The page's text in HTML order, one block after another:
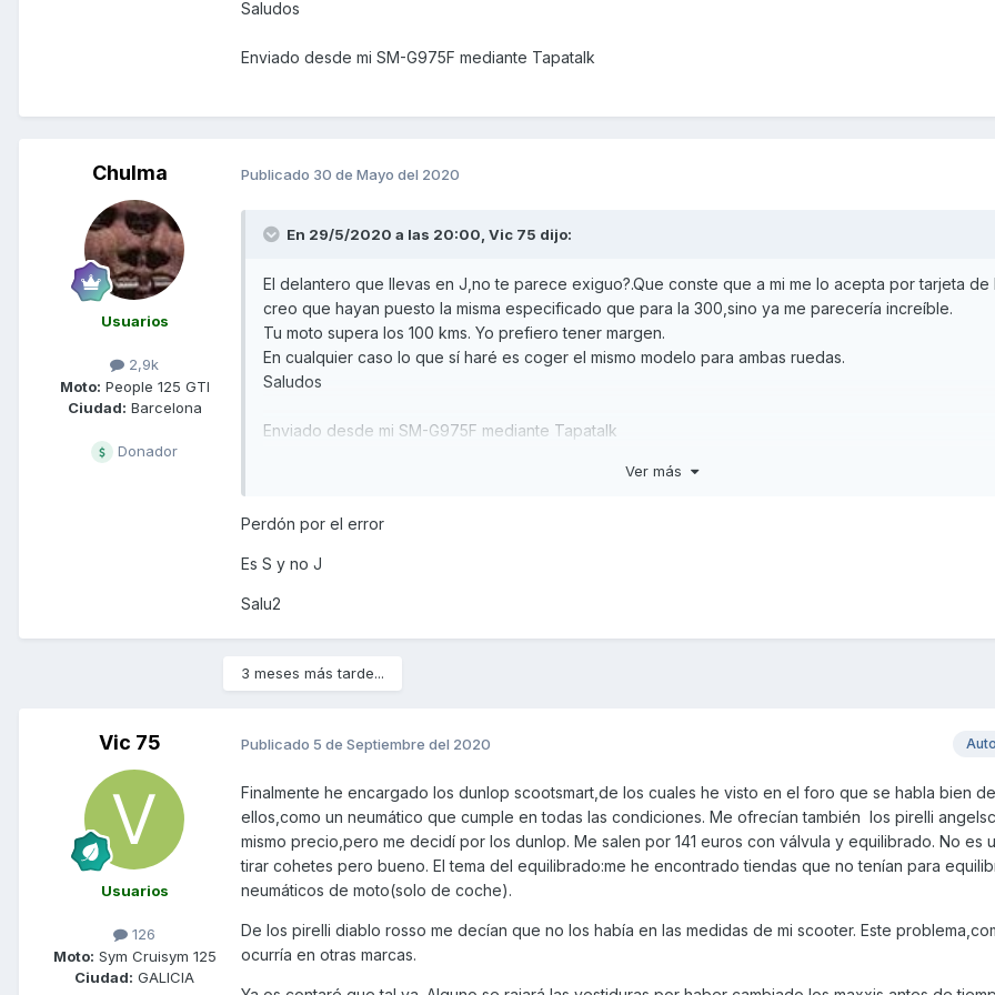
Saludos
Enviado desde mi SM-G975F mediante Tapatalk
Chulma
Usuarios
2,9k
Moto: People 125 GTI
Ciudad: Barcelona
Donador
Publicado 30 de Mayo del 2020
En 29/5/2020 a las 20:00, Vic 75 dijo:
El delantero que llevas en J,no te parece exiguo?.Que conste que a mi me lo acepta por tarjeta de
creo que hayan puesto la misma especificado que para la 300,sino ya me parecería increíble.
Tu moto supera los 100 kms. Yo prefiero tener margen.
En cualquier caso lo que sí haré es coger el mismo modelo para ambas ruedas.
Saludos
Enviado desde mi SM-G975F mediante Tapatalk
Ver más
Perdón por el error
Es S y no J
Salu2
3 meses más tarde...
Vic 75
Usuarios
126
Moto: Sym Cruisym 125
Ciudad: GALICIA
Publicado 5 de Septiembre del 2020
Finalmente he encargado los dunlop scootsmart,de los cuales he visto en el foro que se habla bien de
ellos,como un neumático que cumple en todas las condiciones. Me ofrecían también los pirelli
mismo precio,pero me decidí por los dunlop. Me salen por 141 euros con válvula y equilibrado. No es
tirar cohetes pero bueno. El tema del equilibrado:me he encontrado tiendas que no tenían para
neumáticos de moto(solo de coche).
De los pirelli diablo rosso me decían que no los había en las medidas de mi scooter. Este
ocurría en otras marcas.